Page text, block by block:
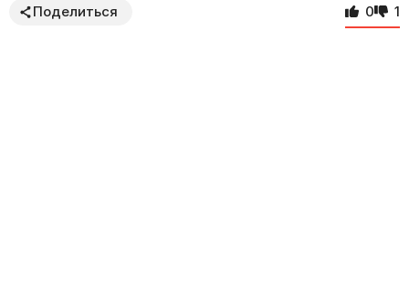
Поделиться 0 1